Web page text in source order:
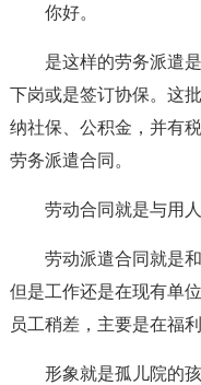
你好。
是这样的劳务派遣
下岗或是签订协保。这
纳社保、公积金，并有
劳务派遣合同。
劳动合同就是与用
劳动派遣合同就是
但是工作还是在现有单
员工稍差，主要是在福
形象就是孤儿院的